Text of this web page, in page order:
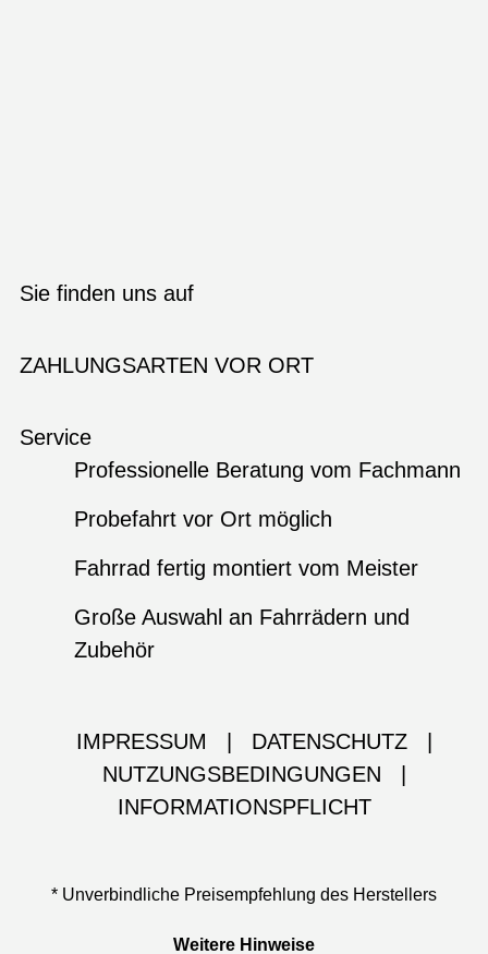
Sie finden uns auf
ZAHLUNGSARTEN VOR ORT
Service
Professionelle Beratung vom Fachmann
Probefahrt vor Ort möglich
Fahrrad fertig montiert vom Meister
Große Auswahl an Fahrrädern und
Zubehör
IMPRESSUM DATENSCHUTZ
NUTZUNGSBEDINGUNGEN
INFORMATIONSPFLICHT
* Unverbindliche Preisempfehlung des Herstellers
Weitere Hinweise